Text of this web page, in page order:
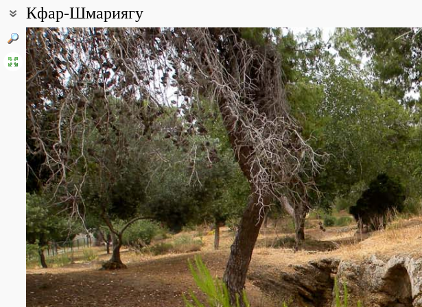
Кфар-Шмариягу
Координаты:
32° 11′ 08″ с.ш., 34° 49′ 19″ в.д. (смотреть на картахGoogle,Яндекса,OpenStreetMap )
Описание точки:
Посёлок Кфар Шмариягу (Кфар-Шмарьягу (ивр. כפר שמריהו), «деревня Шмариягу») был основан в 1937 году выходцами из Германии и назван в честь Шмарьяху Левина
(Шмария Хаимович Левин, доктор философии, депутат Госдумы Российской империи I
публицист, родом из Белоруссии). Площадь всего посёлка 2,6 кв. км. В настоящее время
проживания в Израиле и состоит в основном из вилл. Сохранилось небольшое количество
выращиванием саженцев и цитрусовых. Финансовые возможности жителей и местного
общественных мест. Наряду с обычными в озеленении видами здесь высаживают и такие,
Allamanda blanchetii, Schotia latifolia, Pterospermum acerifolium, Myoporum acuminatum и др.
Посёлок вплотную примыкает к Герцлии с севера и расположен на второй гряде куркара. На
проводились раскопки погребальных пещер самаритян (византийский период, 5 в. н. э.). С
начали высаживать на территории археологического заповедника давно исчезнувшие из
coronaria, Ranunculus asiaticus, Cistus salviifolius, C. creticus, Anagyris foetida, Cyclamen
уникальной песчаниковой породы, встречающейся только в Израиле и ближайших
дюну, песок в которой сцементирован кальцитом органического происхождения, на
куркара сформированы три подводные и две прибрежные гряды на побережье Израиля.
например, европейского пчелоеда, а также местообитаниями девяти растений-эндемиков, в
Источники: Википедия, http://natur-israel.livejournal.com/168589.html; дополнения участников
Все фотографии(8) Фото растений и лишайников(742)